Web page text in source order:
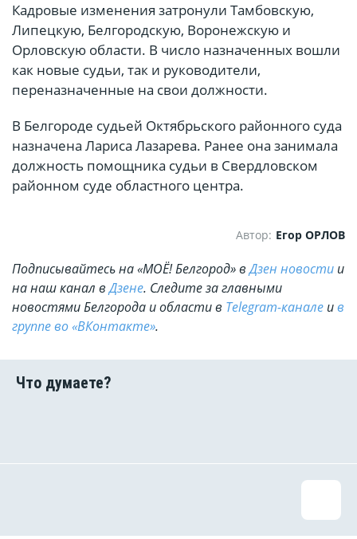
Кадровые изменения затронули Тамбовскую,
Липецкую, Белгородскую, Воронежскую и
Орловскую области. В число назначенных вошли
как новые судьи, так и руководители,
переназначенные на свои должности.
В Белгороде судьей Октябрьского районного суда
назначена Лариса Лазарева. Ранее она занимала
должность помощника судьи в Свердловском
районном суде областного центра.
Автор: Егор ОРЛОВ
Подписывайтесь на «МОЁ! Белгород» вДзен новости и
на наш канал вДзене. Cледите за главными
новостями Белгорода и области в Telegram-канале ив
группе во «ВКонтакте».